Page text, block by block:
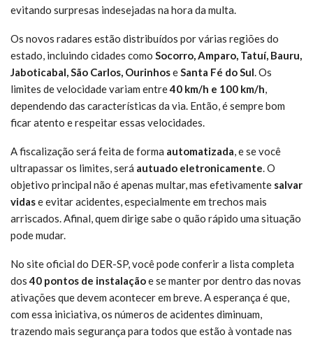
evitando surpresas indesejadas na hora da multa.
Os novos radares estão distribuídos por várias regiões do
estado, incluindo cidades como Socorro, Amparo, Tatuí, Bauru,
Jaboticabal, São Carlos, OurinhoseSanta Fé do Sul. Os
limites de velocidade variam entre40 km/h e 100 km/h,
dependendo das características da via. Então, é sempre bom
ficar atento e respeitar essas velocidades.
A fiscalização será feita de forma automatizada, e se você
ultrapassar os limites, será autuado eletronicamente. O
objetivo principal não é apenas multar, mas efetivamente salvar
vidase evitar acidentes, especialmente em trechos mais
arriscados. Afinal, quem dirige sabe o quão rápido uma situação
pode mudar.
No site oficial do DER-SP, você pode conferir a lista completa
dos40 pontos de instalaçãoe se manter por dentro das novas
ativações que devem acontecer em breve. A esperança é que,
com essa iniciativa, os números de acidentes diminuam,
trazendo mais segurança para todos que estão à vontade nas